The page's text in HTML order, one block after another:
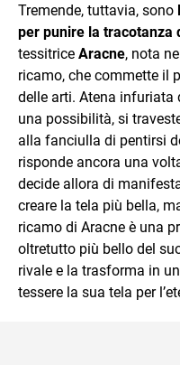
Tremende, tuttavia, sono
per punire la tracotanza
tessitrice Aracne, nota
ricamo, che commette il
delle arti. Atena infuriata
una possibilità, si
alla fanciulla di pentirsi
risponde ancora una
decide allora di
creare la tela più bella,
ricamo di Aracne è una
oltretutto più bello del
rivale e la trasforma in
tessere la sua tela per